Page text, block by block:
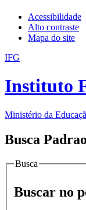
Acessibilidade
Alto contraste
Mapa do site
IFG
Instituto
Ministério da
Busca Padrao
Busca
Buscar no